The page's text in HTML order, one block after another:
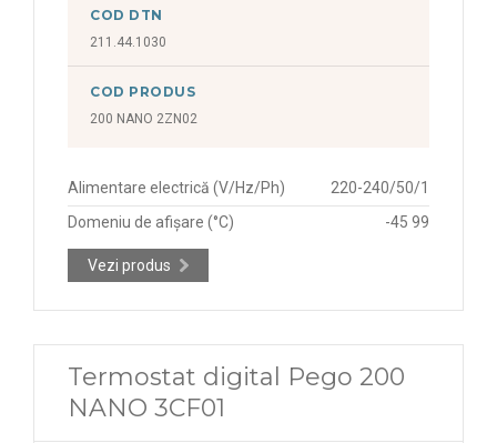
COD DTN
211.44.1030
COD PRODUS
200 NANO 2ZN02
Alimentare electrică (V/Hz/Ph)
220-240/50/1
Domeniu de afișare (°C)
-45 99
Vezi produs
Termostat digital Pego 200
NANO 3CF01